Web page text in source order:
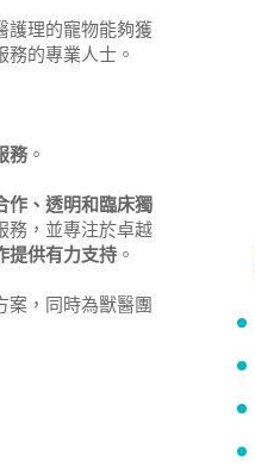
護理的寵物能夠獲
的專業人士。
務。
作、透明和臨床獨
務，並專注於卓越
提供有力支持 。
案，同時為獸醫團